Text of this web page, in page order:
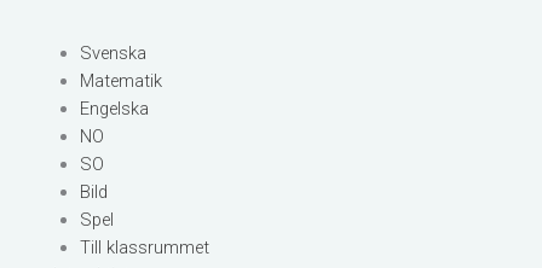
Svenska
Matematik
Engelska
NO
SO
Bild
Spel
Till klassrummet